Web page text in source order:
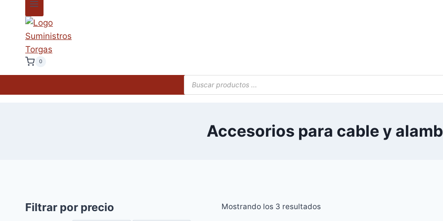
0
Búsqueda
de
productos
Accesorios para cable y
Mostrando los 3 resultados
Filtrar por precio